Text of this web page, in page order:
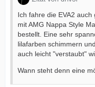
Ich fahre die EVA2
mit AMG Nappa Style
bestellt. Eine sehr
lilafarben schimmern
auch leicht "verstaubt"
Wann steht denn eine